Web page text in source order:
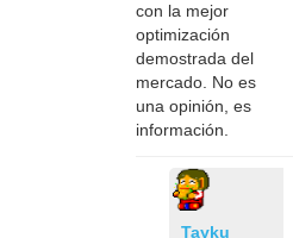
con la mejor
optimización
demostrada del
mercado. No es
una opinión, es
información.
Tayku